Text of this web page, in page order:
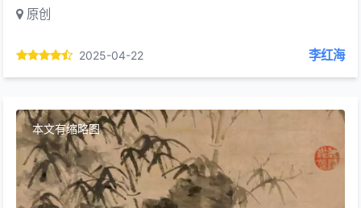
原创
2025-04-22 李红海
本文有缩略图